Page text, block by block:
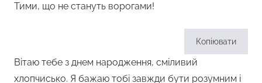
Тими, що не стануть ворогами!
Копіювати
Вітаю тебе з днем народження, сміливий
хлопчисько. Я бажаю тобі завжди бути розумним і